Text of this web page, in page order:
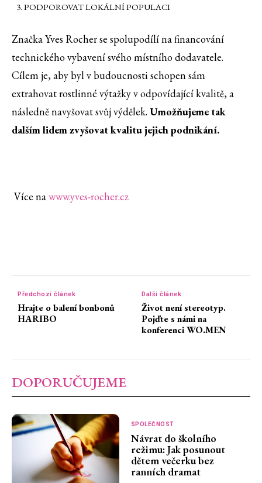
PODPOROVAT LOKÁLNÍ POPULACI
Značka Yves Rocher se spolupodílí na financování
technického vybavení svého místního dodavatele.
Cílem je, aby byl v budoucnosti schopen sám
extrahovat rostlinné výtažky v odpovídající kvalitě, a
následně navyšovat svůj výdělek. Umožňujeme tak
dalším lidem zvyšovat kvalitu jejich podnikání.
Více nawww.yves-rocher.cz
Předchozí článek
Hrajte o balení bonbonů
HARIBO
Další článek
Život není stereotyp.
Pojďte s námi na
konferenci WO.MEN
DOPORUČUJEME
SPOLEČNOST
Návrat do školního
režimu: Jak posunout
dětem večerku bez
ranních dramat